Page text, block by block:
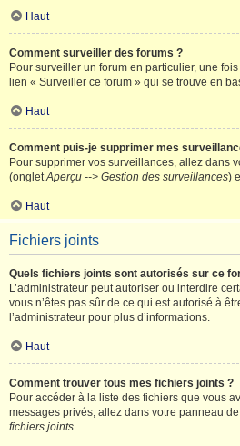
Haut
Comment surveiller des forums ?
Pour surveiller un forum en particulier, une
lien « Surveiller ce forum » qui se trouve en
Haut
Comment puis-je supprimer mes
Pour supprimer vos surveillances, allez dans
(ongletAperçu --> Gestion des surveillances)
Haut
Fichiers joints
Quels fichiers joints sont autorisés sur ce
L’administrateur peut autoriser ou interdire
vous n’êtes pas sûr de ce qui est autorisé à
l’administrateur pour plus d’informations.
Haut
Comment trouver tous mes fichiers joints ?
Pour accéder à la liste des fichiers que vous
messages privés, allez dans votre panneau
fichiers joints.